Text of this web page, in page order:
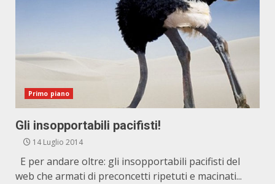
Primo piano
Gli insopportabili pacifisti!
14 Luglio 2014
E per andare oltre: gli insopportabili pacifisti del
web che armati di preconcetti ripetuti e macinati...